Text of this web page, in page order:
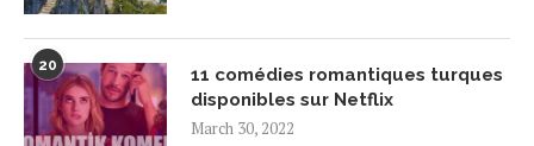
20
11 comédies romantiques turques
disponibles sur Netflix
March 30, 2022